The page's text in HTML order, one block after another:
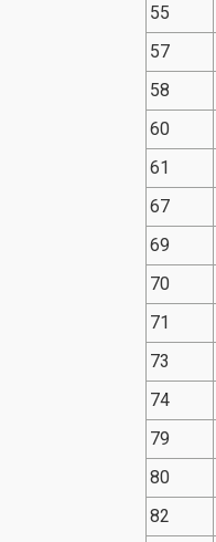
55
57
58
60
61
67
69
70
71
73
74
79
80
82